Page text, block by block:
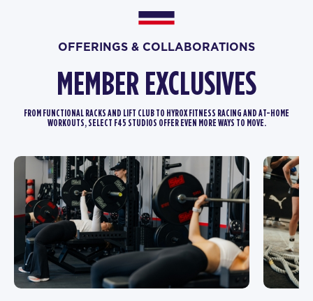
OFFERINGS & COLLABORATIONS
MEMBER EXCLUSIVES
FROM FUNCTIONAL RACKS AND LIFT CLUB TO HYROX FITNESS RACING AND AT-HOME
WORKOUTS, SELECT F45 STUDIOS OFFER EVEN MORE WAYS TO MOVE.